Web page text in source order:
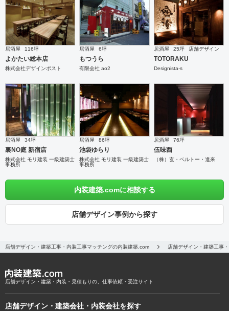
居酒屋 116坪
よかたい総本店
株式会社デザインポスト
居酒屋 6坪
もつうら
有限会社 ao2
居酒屋 25坪 店舗デザイン
TOTORAKU
Designista-s
居酒屋 34坪
裏NO庭 新宿店
株式会社 モリ建装 一級建築士
事務所
居酒屋 86坪
池袋ゆらり
株式会社 モリ建装 一級建築士
事務所
居酒屋 76坪
伍味酉
（株）玄・ベルトー・進来
内装建築.comに相談する
店舗デザイン事例から探す
店舗デザイン・建築工事・内装工事マッチングの内装建築.com 店舗デザイン・建築工事
店舗デザイン・建築・内装・見積もりの、仕事依頼・受注サイト
店舗デザイン・建築会社・内装会社を探す